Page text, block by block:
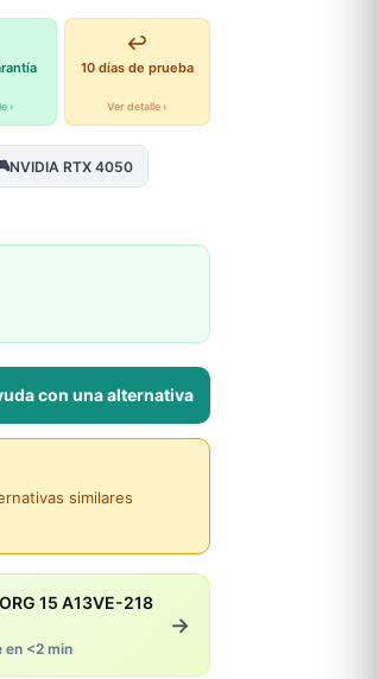
›
↩️
10 días de prueba
Ver detalle ›
NVIDIA RTX 4050
con una alternativa
similares
15 A13VE-218
en <2 min
→